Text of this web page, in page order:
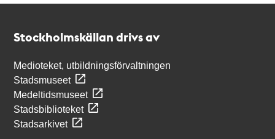
Stockholmskällan drivs av
Medioteket, utbildningsförvaltningen
Stadsmuseet
Medeltidsmuseet
Stadsbiblioteket
Stadsarkivet